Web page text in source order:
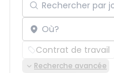
Localisation
Contrat de travail
Recherche avancée